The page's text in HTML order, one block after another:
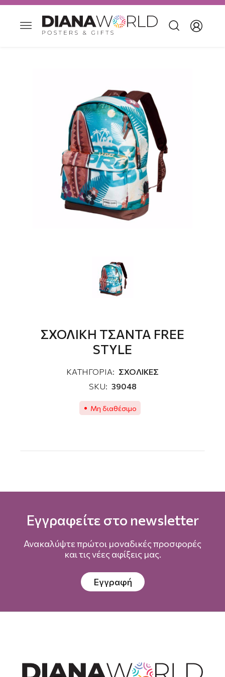
ΣΧΟΛΙΚΗ ΤΣΑΝΤΑ FREE
STYLE
ΚΑΤΗΓΟΡΙΑ: ΣΧΟΛΙΚΕΣ
SKU: 39048
Μη διαθέσιμο
Εγγραφείτε στο newsletter
Ανακαλύψτε πρώτοι μοναδικές προσφορές
και τις νέες αφίξεις μας.
Εγγραφή